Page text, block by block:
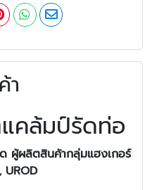
า
คล้มป์รัดท่อ
ผู้ผลิตสินค้ากลุ่มแฮงเกอร์
UROD